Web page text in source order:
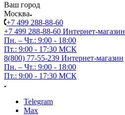
Ваш город
Москва
+7 499 288-88-60
+7 499 288-88-60 Интернет-магазин
Пн. – Чт.: 9:00 - 18:00
Пт.: 9:00 - 17:30 МСК
8(800) 77-55-239 Интернет-магазин
Пн. – Чт.: 9:00 - 18:00
Пт.: 9:00 - 17:30 МСК
Telegram
Max